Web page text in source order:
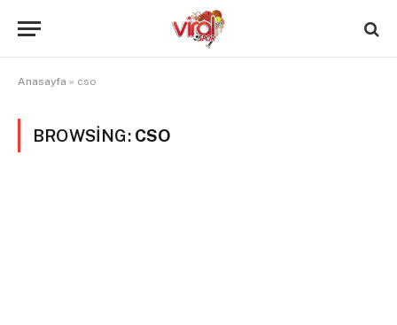
Anasayfa » cso
BROWSING: CSO